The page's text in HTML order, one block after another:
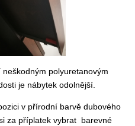
neškodným polyuretanovým
je nábytek odolnější.
v přírodní barvě dubového
za příplatek vybrat barevné